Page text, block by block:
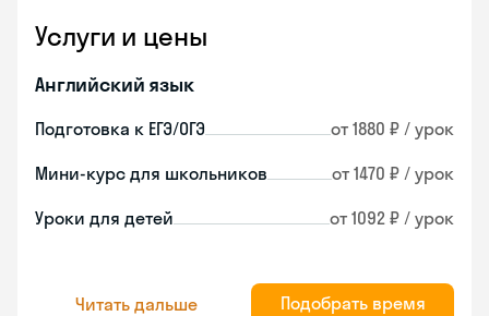
Услуги и цены
Английский язык
Подготовка к ЕГЭ/ОГЭ от 1880 ₽ / урок
Мини-курс для школьников от 1470 ₽ / урок
Уроки для детей от 1092 ₽ / урок
Читать дальше Подобрать время